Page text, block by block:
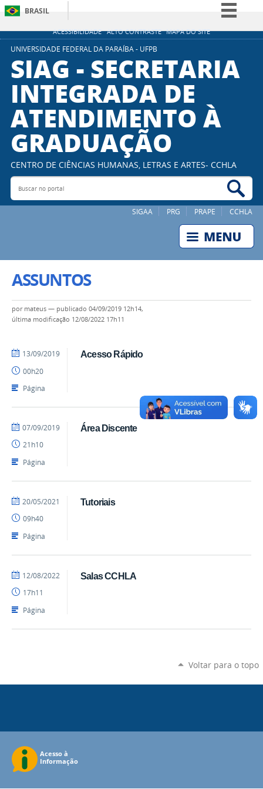
ACESSIBILIDADE ALTO CONTRASTE MAPA DO SITE
BRASIL
Simplifique!
Participe
Acesso à informação
Legislação
Canais
UNIVERSIDADE FEDERAL DA PARAÍBA - UFPB
SIAG - SECRETARIA
INTEGRADA DE
ATENDIMENTO À
GRADUAÇÃO
CENTRO DE CIÊNCIAS HUMANAS, LETRAS E ARTES- CCHLA
Buscar no portal
SIGAA PRG PRAPE CCHLA
ASSUNTOS
por mateus — publicado 04/09/2019 12h14,
última modificação 12/08/2022 17h11
Acesso Rápido
por
publicado
13/09/2019
00h20
Página
Área Discente
por
publicado
07/09/2019
21h10
Página
Tutoriais
por
-
SIAG
CCHLA
publicado
20/05/2021
09h40
Página
Salas CCHLA
por
-
SIAG
CCHLA
publicado
12/08/2022
17h11
Página
Voltar para o topo